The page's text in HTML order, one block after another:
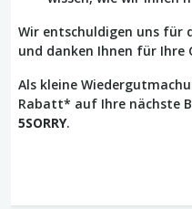
Wir entschuldigen uns für
und danken Ihnen für Ihre
Als kleine
Rabatt* auf Ihre nächste
5SORRY.